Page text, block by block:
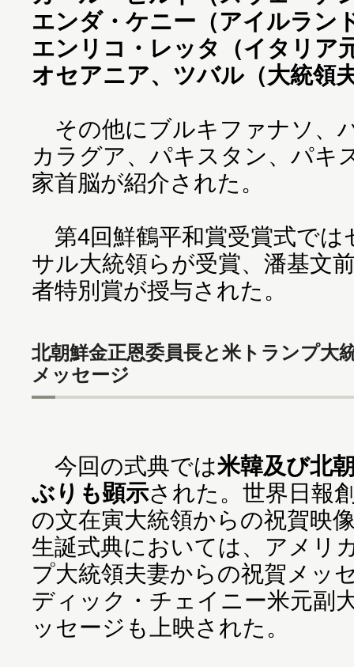
エンダ・ケニー（アイルラン
エンリコ・レッタ（イタリア
オセアニア、ツバル（大統領
その他にブルキファナソ、
カラグア、パキスタン、パキ
家首脳が紹介された。
第4回鮮鶴平和賞受賞式では
サル大統領らが受賞、潘基文
者特別賞が授与された。
北朝鮮金正恩委員長と米トランプ大
メッセージ
今回の式典では米韓及び北
ぶりも顕示された。世界日報
の文在寅大統領からの祝賀映
生誕式典においては、アメリ
プ大統領夫妻からの祝賀メッ
ディック・チェイニー米元副
ッセージも上映された。